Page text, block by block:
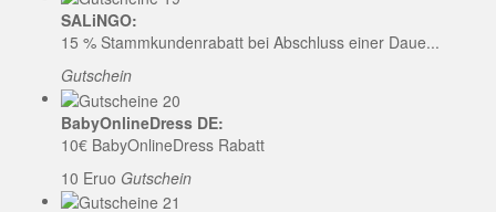
SALiNGO:
15 % Stammkundenrabatt bei Abschluss einer Daue...
Gutschein
BabyOnlineDress DE:
10€ BabyOnlineDress Rabatt
10 Eruo Gutschein